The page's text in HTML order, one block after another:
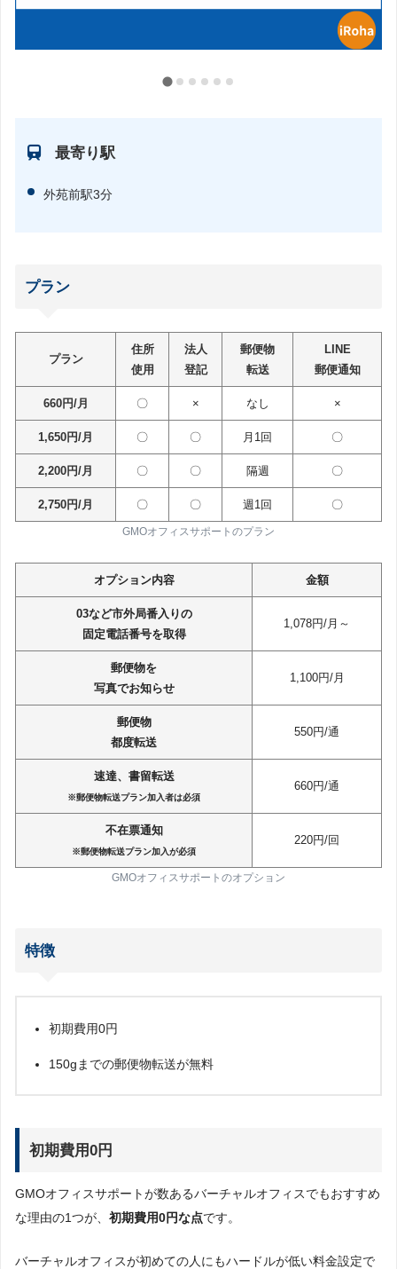
最寄り駅
外苑前駅3分
プラン
プラン
住所
使用
法人
登記
郵便物
転送
LINE
郵便通知
660円/月 〇 × なし ×
1,650円/月 〇 〇 月1回 〇
2,200円/月 〇 〇 隔週 〇
2,750円/月 〇 〇 週1回 〇
GMOオフィスサポートのプラン
オプション内容 金額
03など市外局番入りの
固定電話番号を取得
1,078円/月～
郵便物を
写真でお知らせ
1,100円/月
郵便物
都度転送
550円/通
速達、書留転送
※郵便物転送プラン加入者は必須
660円/通
不在票通知
※郵便物転送プラン加入が必須
220円/回
GMOオフィスサポートのオプション
特徴
初期費用0円
150gまでの郵便物転送が無料
初期費用0円
GMOオフィスサポートが数あるバーチャルオフィスでもおすすめ
な理由の1つが、 初期費用0円な点です。
バーチャルオフィスが初めての人にもハードルが低い料金設定で